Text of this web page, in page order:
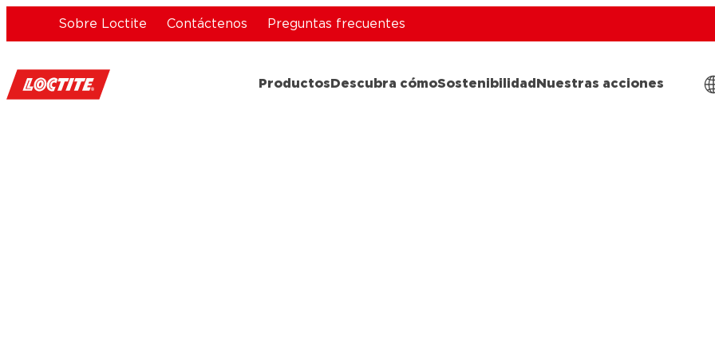
Sobre Loctite Contáctenos Preguntas frecuentes
Productos Descubra cómoSostenibilidad Nuestras acciones